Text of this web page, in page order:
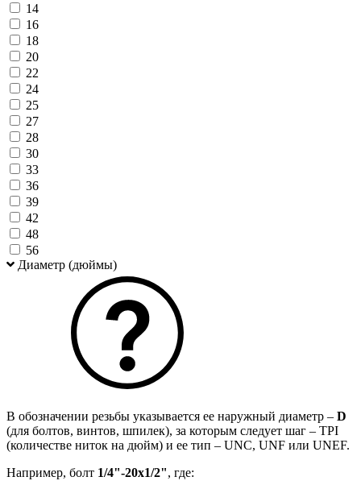
14
16
18
20
22
24
25
27
28
30
33
36
39
42
48
56
Диаметр (дюймы)
В обозначении резьбы указывается ее наружный диаметр – D
(для болтов, винтов, шпилек), за которым следует шаг – TPI
(количестве ниток на дюйм) и ее тип – UNC, UNF или UNEF.
Например, болт 1/4"-20х1/2", где: